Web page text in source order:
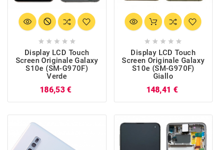
    
Display LCD Touch
Screen Originale Galaxy
S10e (SM-G970F)
Verde
186,53 €
    
Display LCD Touch
Screen Originale Galaxy
S10e (SM-G970F)
Giallo
148,41 €